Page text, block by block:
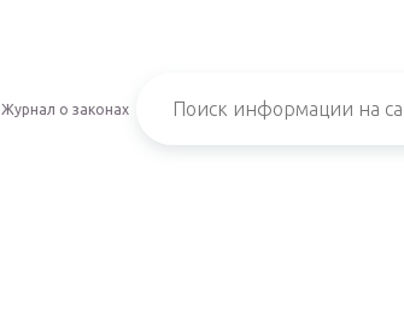
Журнал о законах